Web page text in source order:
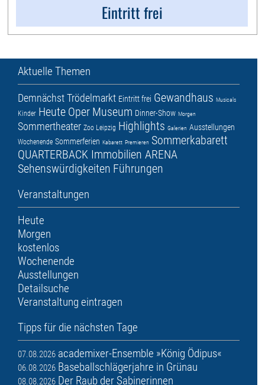
Eintritt frei
Aktuelle Themen
DemnächstTrödelmarkt Eintritt frei Gewandhaus Musicals
Kinder Heute Oper Museum Dinner-Show Morgen
Sommertheater Zoo Leipzig Highlights Galerien Ausstellungen
Wochenende Sommerferien Kabarett Premieren Sommerkabarett
QUARTERBACK Immobilien ARENA
Sehenswürdigkeiten Führungen
Veranstaltungen
Heute
Morgen
kostenlos
Wochenende
Ausstellungen
Detailsuche
Veranstaltung eintragen
Tipps für die nächsten Tage
07.08.2026 academixer-Ensemble »König Ödipus«
06.08.2026 Baseballschlägerjahre in Grünau
08.08.2026 Der Raub der Sabinerinnen